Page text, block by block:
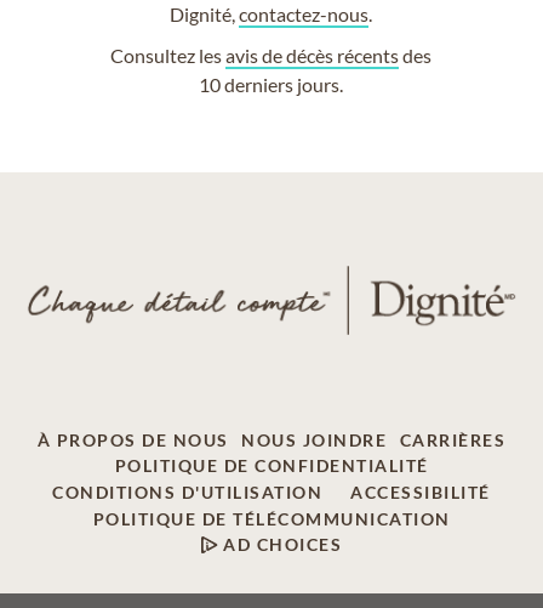
Dignité,contactez-nous
Consultez lesavis de décès récentsdes
10 derniers jours.
À PROPOS DE NOUS NOUS JOINDRE
CARRIÈRES
POLITIQUE DE CONFIDENTIALITÉ
CONDITIONS D'UTILISATION
ACCESSIBILITÉ
POLITIQUE DE TÉLÉCOMMUNICATION
AD CHOICES